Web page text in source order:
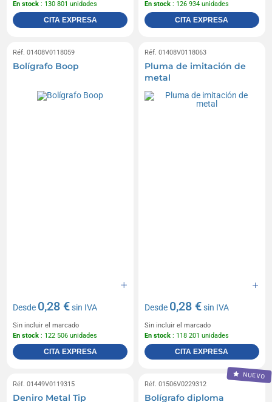
En stock : 130 801 unidades
CITA EXPRESA
En stock : 126 934 unidades
CITA EXPRESA
Réf. 01408V0118059
Bolígrafo Boop
Desde 0,28 €sin IVA
Sin incluir el marcado
En stock : 122 506 unidades
CITA EXPRESA
Réf. 01408V0118063
Pluma de imitación de
metal
Desde 0,28 €sin IVA
Sin incluir el marcado
En stock : 118 201 unidades
CITA EXPRESA
Réf. 01449V0119315
Deniro Metal Tip
NUEVO
Réf. 01506V0229312
Bolígrafo diploma